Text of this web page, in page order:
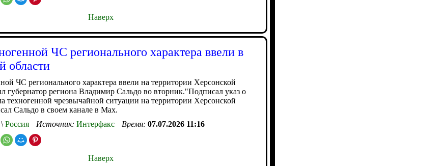
Наверх
ЧС регионального характера ввели в
области
ЧС регионального характера ввели на территории Херсонской
губернатор региона Владимир Сальдо во вторник."Подписал указ о
техногенной чрезвычайной ситуации на территории Херсонской
Сальдо в своем канале в Max.
\ Россия Источник: Интерфакс Время: 07.07.2026 11:16
Наверх